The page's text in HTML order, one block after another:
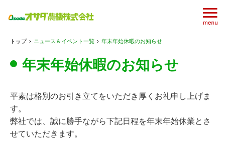
トップ › ニュース＆イベント一覧 › 年末年始休暇のお知らせ
年末年始休暇のお知らせ
平素は格別のお引き立てをいただき厚くお礼申し上げま
す。
弊社では、誠に勝手ながら下記日程を年末年始休業とさ
せていただきます。